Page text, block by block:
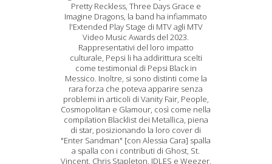
Pretty Reckless, Three Days Grace e
Imagine Dragons, la band ha infiammato
l'Extended Play Stage di MTV agli MTV
Video Music Awards del 2023.
Rappresentativi del loro impatto
culturale, Pepsi li ha addirittura scelti
come testimonial di Pepsi Black in
Messico. Inoltre, si sono distinti come la
rara forza che poteva apparire senza
problemi in articoli di Vanity Fair, People,
Cosmopolitan e Glamour, così come nella
compilation Blacklist dei Metallica, piena
di star, posizionando la loro cover di
"Enter Sandman" [con Alessia Cara] spalla
a spalla con i contributi di Ghost, St.
Vincent, Chris Stapleton, IDLES e Weezer.